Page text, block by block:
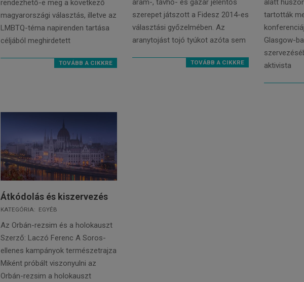
rendezhető-e meg a következő
magyarországi választás, illetve az
LMBTQ-téma napirenden tartása
céljából meghirdetett
TOVÁBB A CIKKRE
áram-, távhő- és gázár jelentős
szerepet játszott a Fidesz 2014-es
választási győzelmében. Az
aranytojást tojó tyúkot azóta sem
TOVÁBB A CIKKRE
alatt
tartották
Glasgow-
aktivista
Átkódolás és kiszervezés
2022-
01-
05
KATEGÓRIA: EGYÉB
Az Orbán-rezsim és a holokauszt
Szerző: Laczó Ferenc A Soros-
ellenes kampányok természetrajza
Miként próbált viszonyulni az
Orbán-rezsim a holokauszt